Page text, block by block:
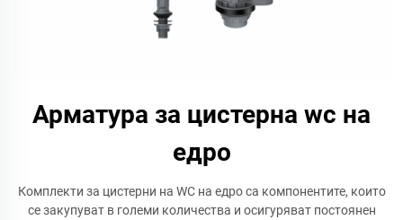
Арматура за цистерна wc на
едро
Комплекти за цистерни на WC на едро са компонентите, които
се закупуват в големи количества и осигуряват постоянен